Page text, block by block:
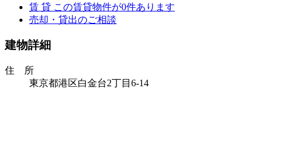
賃 貸 この賃貸物件が0件あります
売却・貸出のご相談
建物詳細
住 所
東京都港区白金台2丁目6-14